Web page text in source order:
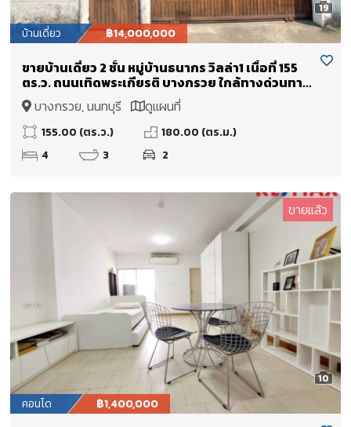
19
บ้านเดี่ยว ฿14,000,000
ขายบ้านเดี่ยว 2 ชั้น หมู่บ้านธนากร วิลล่า1 เนื้อที่ 155
ตร.ว. ถนนเทิดพระเกียรติ บางกรวย ใกล้ทางด่วนทาง
พิเศษศรีรัช - วงแหวนรอบนอก
บางกรวย, นนทบุรี ดูแผนที่
155.00 (ตร.ว.)
180.00 (ตร.ม.)
4
3 2
10
ขายแล้ว
คอนโด ฿1,400,000